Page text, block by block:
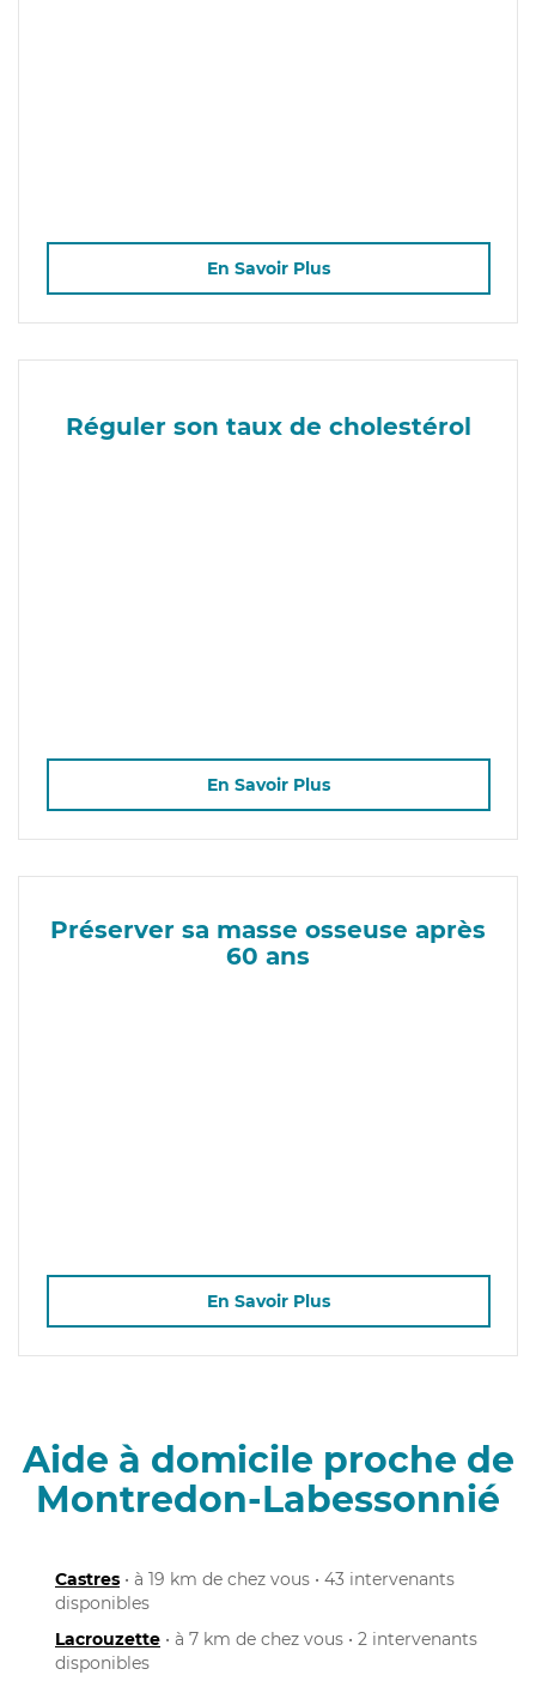
En Savoir Plus
Réguler son taux de cholestérol
En Savoir Plus
Préserver sa masse osseuse après
60 ans
En Savoir Plus
Aide à domicile proche de
Montredon-Labessonnié
Castres • à 19 km de chez vous • 43 intervenants
disponibles
Lacrouzette • à 7 km de chez vous • 2 intervenants
disponibles